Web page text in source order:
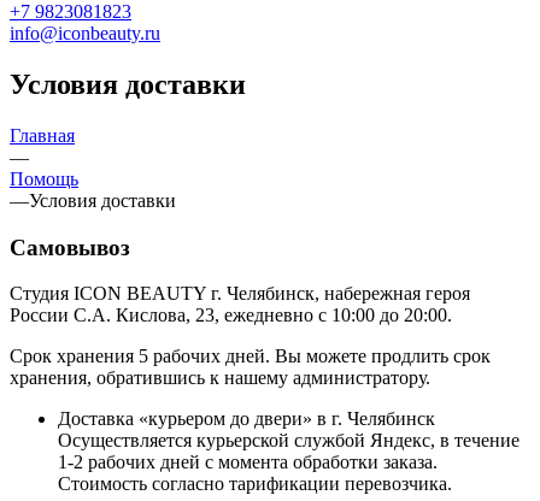
+7 9823081823
info@iconbeauty.ru
Условия доставки
Главная
—
Помощь
—Условия доставки
Самовывоз
Студия ICON BEAUTY г. Челябинск, набережная героя
России С.А. Кислова, 23, ежедневно с 10:00 до 20:00.
Срок хранения 5 рабочих дней. Вы можете продлить срок
хранения, обратившись к нашему администратору.
Доставка «курьером до двери» в г. Челябинск
Осуществляется курьерской службой Яндекс, в течение
1-2 рабочих дней с момента обработки заказа.
Стоимость согласно тарификации перевозчика.